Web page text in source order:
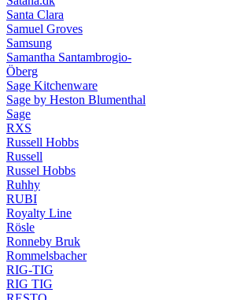
Santa Clara
Samuel Groves
Samsung
Samantha Santambrogio-
Öberg
Sage Kitchenware
Sage by Heston Blumenthal
Sage
RXS
Russell Hobbs
Russell
Russel Hobbs
Ruhhy
RUBI
Royalty Line
Rösle
Ronneby Bruk
Rommelsbacher
RIG-TIG
RIG TIG